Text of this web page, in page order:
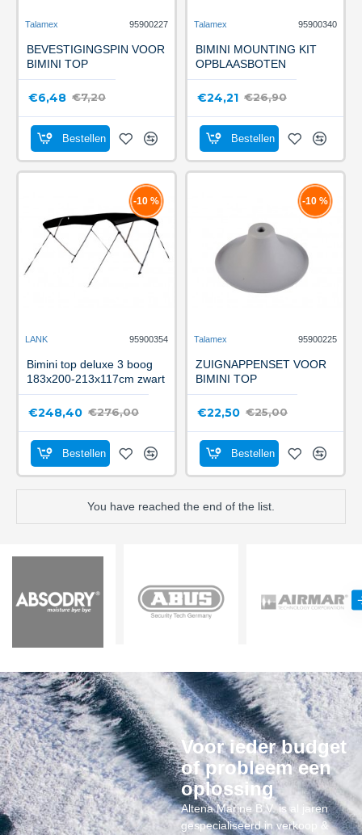
Talamex 95900227
BEVESTIGINGSPIN VOOR
BIMINI TOP
€6,48 €7,20
Bestellen
Talamex 95900340
BIMINI MOUNTING KIT
OPBLAASBOTEN
€24,21 €26,90
Bestellen
-10 %
LANK 95900354
Bimini top deluxe 3 boog
183x200-213x117cm zwart
€248,40 €276,00
Bestellen
-10 %
Talamex 95900225
ZUIGNAPPENSET VOOR
BIMINI TOP
€22,50 €25,00
Bestellen
You have reached the end of the list.
Voor ieder budget
of probleem een
oplossing
Altena Marine B.V. is al jaren
gespecialiseerd in verkoop &